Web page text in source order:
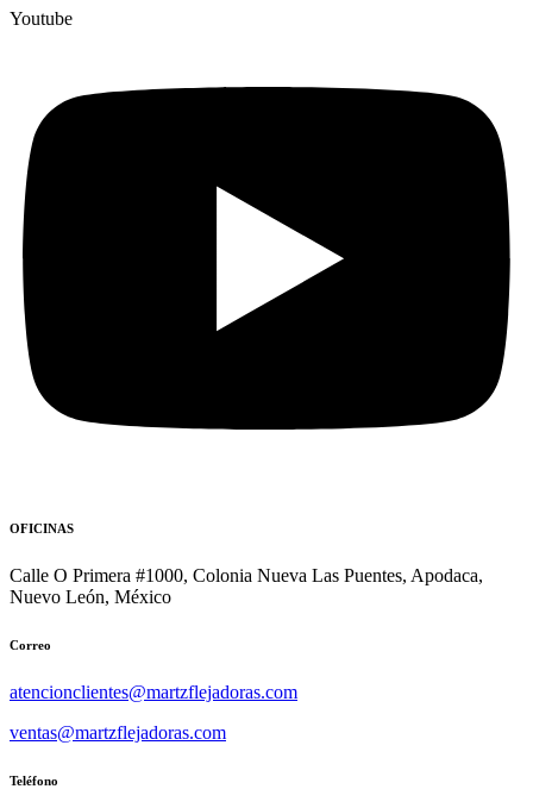
Youtube
OFICINAS
Calle O Primera #1000, Colonia Nueva Las Puentes, Apodaca,
Nuevo León, México
Correo
atencionclientes@martzflejadoras.com
ventas@martzflejadoras.com
Teléfono